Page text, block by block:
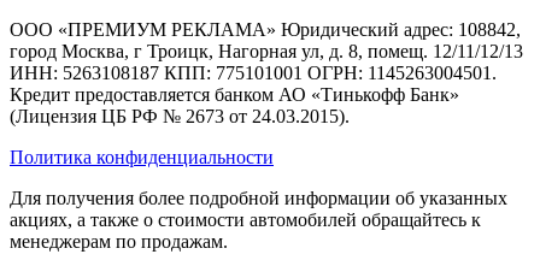
ООО «ПРЕМИУМ РЕКЛАМА» Юридический адрес: 108842,
город Москва, г Троицк, Нагорная ул, д. 8, помещ. 12/11/12/13
ИНН: 5263108187 КПП: 775101001 ОГРН: 1145263004501.
Кредит предоставляется банком АО «Тинькофф Банк»
(Лицензия ЦБ РФ № 2673 от 24.03.2015).
Политика конфиденциальности
Для получения более подробной информации об указанных
акциях, а также о стоимости автомобилей обращайтесь к
менеджерам по продажам.